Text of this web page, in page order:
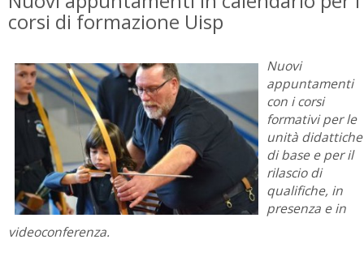
corsi di formazione Uisp
Nuovi
appuntamenti
con i corsi
formativi per le
unità didattiche
di base e per il
rilascio di
qualifiche, in
presenza e in
videoconferenza.